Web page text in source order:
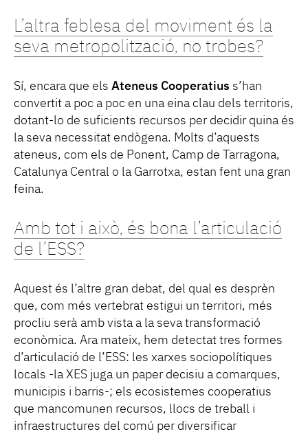
L’altra feblesa del moviment és la
seva metropolització, no trobes?
Sí, encara que els Ateneus Cooperatius s’han
convertit a poc a poc en una eina clau dels territoris,
dotant-lo de suficients recursos per decidir quina és
la seva necessitat endògena. Molts d’aquests
ateneus, com els de Ponent, Camp de Tarragona,
Catalunya Central o la Garrotxa, estan fent una gran
feina.
Amb tot i això, és bona l’articulació
de l’ESS?
Aquest és l’altre gran debat, del qual es desprèn
que, com més vertebrat estigui un territori, més
procliu serà amb vista a la seva transformació
econòmica. Ara mateix, hem detectat tres formes
d’articulació de l’ESS: les xarxes sociopolítiques
locals -la XES juga un paper decisiu a comarques,
municipis i barris-; els ecosistemes cooperatius
que mancomunen recursos, llocs de treball i
infraestructures del comú per diversificar